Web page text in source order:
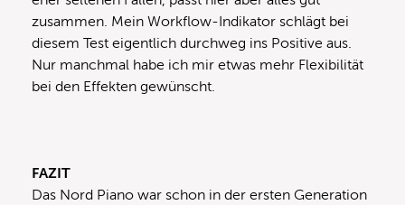
zusammen. Mein Workflow-Indikator schlägt bei
diesem Test eigentlich durchweg ins Positive aus.
Nur manchmal habe ich mir etwas mehr Flexibilität
bei den Effekten gewünscht.
FAZIT
Das Nord Piano war schon in der ersten Generation